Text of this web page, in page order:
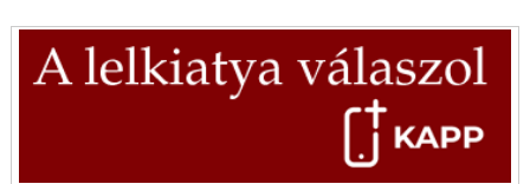
augusztus 7. | 6:00
Szent II. Szixtusz, az Eucharisztia vértanú pápája
augusztus 7. | 5:00
Mai evangélium – 2026. augusztus 7.